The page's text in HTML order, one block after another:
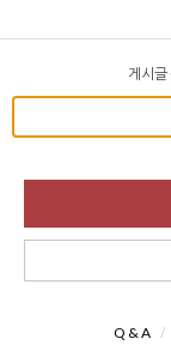
게시글
Q & A /